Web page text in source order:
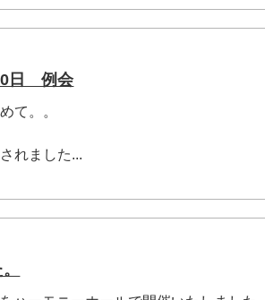
日 例会
て。。
れました...